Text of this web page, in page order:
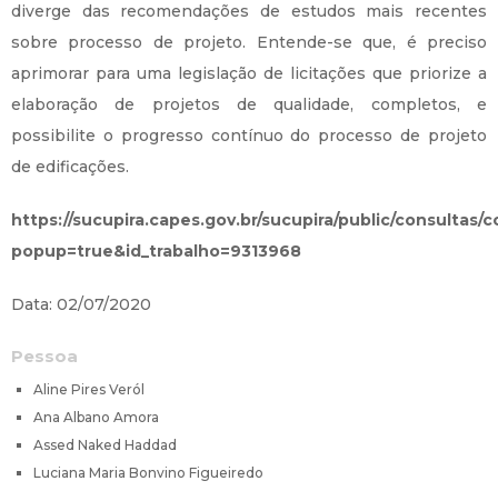
diverge das recomendações de estudos mais recentes
sobre processo de projeto. Entende-se que, é preciso
aprimorar para uma legislação de licitações que priorize a
elaboração de projetos de qualidade, completos, e
possibilite o progresso contínuo do processo de projeto
de edificações.
https://sucupira.capes.gov.br/sucupira/public/
popup=true&id_trabalho=9313968
Data: 02/07/2020
Pessoa
Aline Pires Veról
Ana Albano Amora
Assed Naked Haddad
Luciana Maria Bonvino Figueiredo